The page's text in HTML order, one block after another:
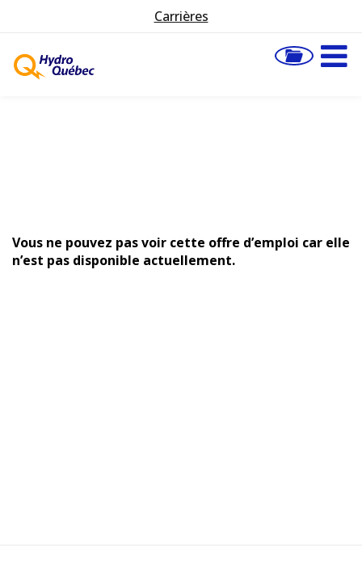
Carrières
Vous ne pouvez pas voir cette offre d’emploi car elle
n’est pas disponible actuellement.